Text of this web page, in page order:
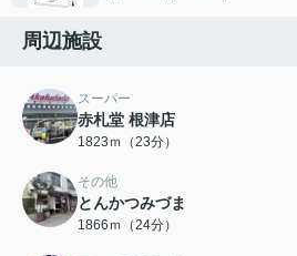
周辺施設
スーパー
赤札堂 根津店
1823ｍ（23分）
その他
とんかつみづま
1866ｍ（24分）